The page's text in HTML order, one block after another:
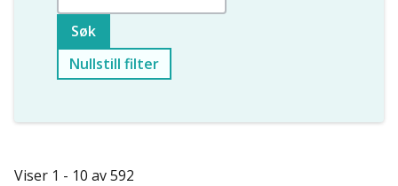
Nullstill filter
Viser 1 - 10 av 592